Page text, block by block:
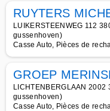
RUYTERS
LUIKERSTEENWEG 112
gussenhoven)
Casse Auto, Pièces de
GROEP
LICHTENBERGLAAN 2002
gussenhoven)
Casse Auto, Pièces de